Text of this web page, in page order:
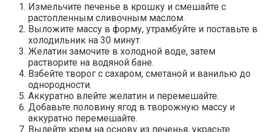
Измельчите печенье в крошку и смешайте с
растопленным сливочным маслом.
Выложите массу в форму, утрамбуйте и поставьте в
холодильник на 30 минут.
Желатин замочите в холодной воде, затем
растворите на водяной бане.
Взбейте творог с сахаром, сметаной и ванилью до
однородности.
Аккуратно влейте желатин и перемешайте.
Добавьте половину ягод в творожную массу и
аккуратно перемешайте.
Вылейте крем на основу из печенья, украсьте